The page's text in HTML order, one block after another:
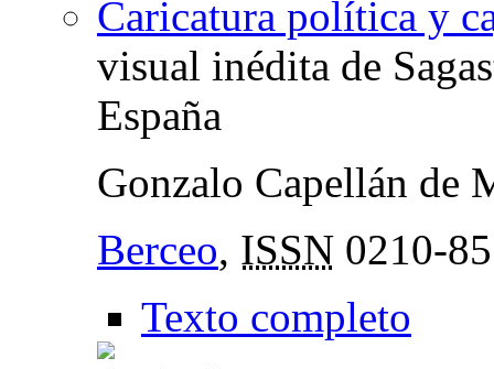
Caricatura política y
visual inédita de
España
Gonzalo Capellán de
Berceo, ISSN 0210-
Texto completo